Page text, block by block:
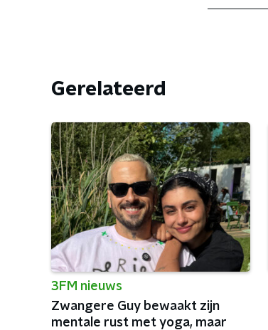
Gerelateerd
3FM nieuws
Zwangere Guy bewaakt zijn
mentale rust met yoga, maar